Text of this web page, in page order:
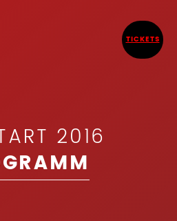
TICKETS
2016